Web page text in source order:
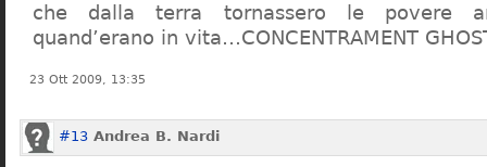
che dalla terra tornassero le povere
quand’erano in vita…CONCENTRAMENT
23 Ott 2009, 13:35
#13 Andrea B. Nardi